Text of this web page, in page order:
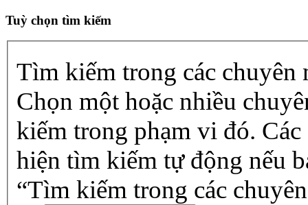
Tuỳ chọn tìm kiếm
Tìm kiếm trong các chuyên
Chọn một hoặc nhiều
kiếm trong phạm vi đó.
hiện tìm kiếm tự động nếu
“Tìm kiếm trong các